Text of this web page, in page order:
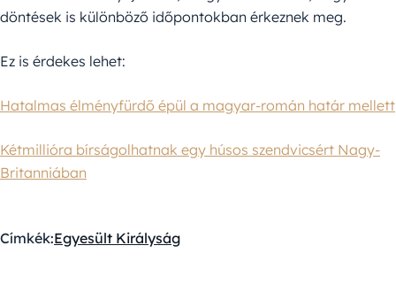
döntések is különböző időpontokban érkeznek meg.
Ez is érdekes lehet:
Hatalmas élményfürdő épül a magyar-román határ mellett
Kétmillióra bírságolhatnak egy húsos szendvicsért Nagy-
Britanniában
Címkék:Egyesült Királyság